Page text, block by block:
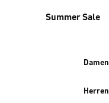
Summer Sale
Damen
Herren